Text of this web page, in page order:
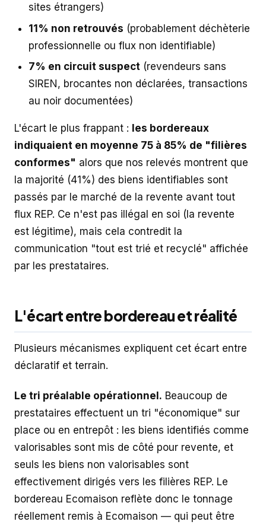
sites étrangers)
11% non retrouvés (probablement déchèterie
professionnelle ou flux non identifiable)
7% en circuit suspect (revendeurs sans
SIREN, brocantes non déclarées, transactions
au noir documentées)
L'écart le plus frappant : les bordereaux
indiquaient en moyenne 75 à 85% de "filières
conformes" alors que nos relevés montrent que
la majorité (41%) des biens identifiables sont
passés par le marché de la revente avant tout
flux REP. Ce n'est pas illégal en soi (la revente
est légitime), mais cela contredit la
communication "tout est trié et recyclé" affichée
par les prestataires.
L'écart entre bordereau et réalité
Plusieurs mécanismes expliquent cet écart entre
déclaratif et terrain.
Le tri préalable opérationnel. Beaucoup de
prestataires effectuent un tri "économique" sur
place ou en entrepôt : les biens identifiés comme
valorisables sont mis de côté pour revente, et
seuls les biens non valorisables sont
effectivement dirigés vers les filières REP. Le
bordereau Ecomaison reflète donc le tonnage
réellement remis à Ecomaison — qui peut être